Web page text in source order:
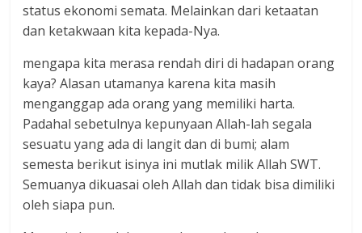
status ekonomi semata. Melainkan dari ketaatan
dan ketakwaan kita kepada-Nya.
mengapa kita merasa rendah diri di hadapan orang
kaya? Alasan utamanya karena kita masih
menganggap ada orang yang memiliki harta.
Padahal sebetulnya kepunyaan Allah-lah segala
sesuatu yang ada di langit dan di bumi; alam
semesta berikut isinya ini mutlak milik Allah SWT.
Semuanya dikuasai oleh Allah dan tidak bisa dimiliki
oleh siapa pun.